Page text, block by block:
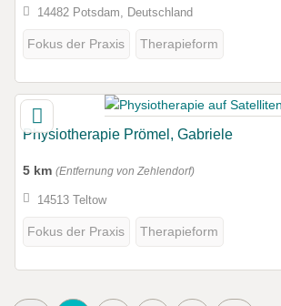
14482 Potsdam, Deutschland
Fokus der Praxis Therapieform
Physiotherapie Prömel, Gabriele
5 km (Entfernung von Zehlendorf)
14513 Teltow
Fokus der Praxis Therapieform